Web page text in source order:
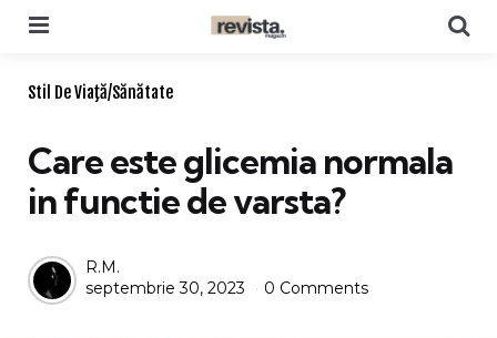
Categories
Stil De Viaţă/Sănătate
Care este glicemia normala
in functie de varsta?
Posted
by
R.M.
septembrie 30, 2023
0 Comments